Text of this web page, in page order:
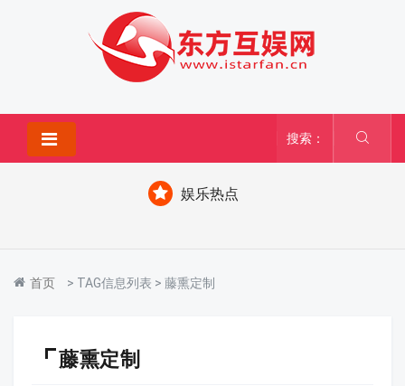
搜索：
娱乐热点
首页 > TAG信息列表 > 藤熏定制
藤熏定制